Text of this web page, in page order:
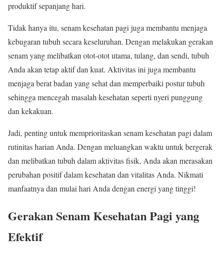
produktif sepanjang hari.
Tidak hanya itu, senam kesehatan pagi juga membantu menjaga
kebugaran tubuh secara keseluruhan. Dengan melakukan gerakan
senam yang melibatkan otot-otot utama, tulang, dan sendi, tubuh
Anda akan tetap aktif dan kuat. Aktivitas ini juga membantu
menjaga berat badan yang sehat dan memperbaiki postur tubuh
sehingga mencegah masalah kesehatan seperti nyeri punggung
dan kekakuan.
Jadi, penting untuk memprioritaskan senam kesehatan pagi dalam
rutinitas harian Anda. Dengan meluangkan waktu untuk bergerak
dan melibatkan tubuh dalam aktivitas fisik, Anda akan merasakan
perubahan positif dalam kesehatan dan vitalitas Anda. Nikmati
manfaatnya dan mulai hari Anda dengan energi yang tinggi!
Gerakan Senam Kesehatan Pagi yang
Efektif